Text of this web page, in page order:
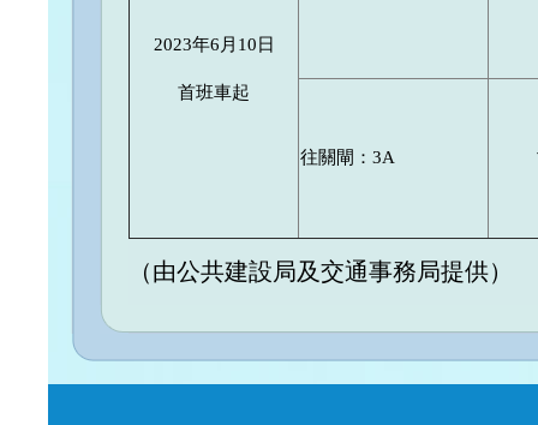
2023年6月10日
首班車起
往關閘：3A
（由公共建設局及交通事務局提供）